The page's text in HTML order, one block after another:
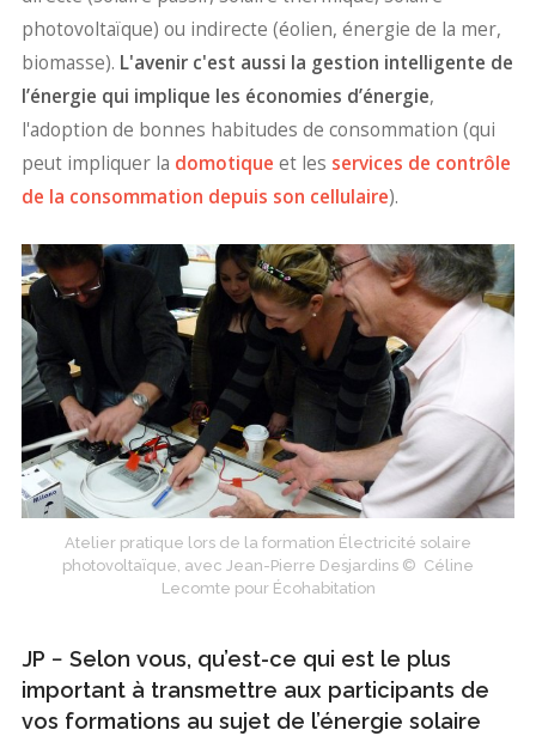
photovoltaïque) ou indirecte (éolien, énergie de la mer,
biomasse). L'avenir c'est aussi la gestion intelligente de
l’énergie qui implique les économies d’énergie,
l'adoption de bonnes habitudes de consommation (qui
peut impliquer la domotique et les services de contrôle
de la consommation depuis son cellulaire).
Atelier pratique lors de la formation Électricité solaire
photovoltaïque, avec Jean-Pierre Desjardins © Céline
Lecomte pour Écohabitation
JP − Selon vous, qu’est-ce qui est le plus
important à transmettre aux participants de
vos formations au sujet de l’énergie solaire